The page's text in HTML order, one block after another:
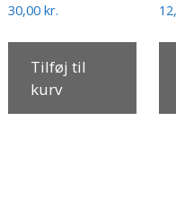
30,00kr.
Tilføj til
kurv